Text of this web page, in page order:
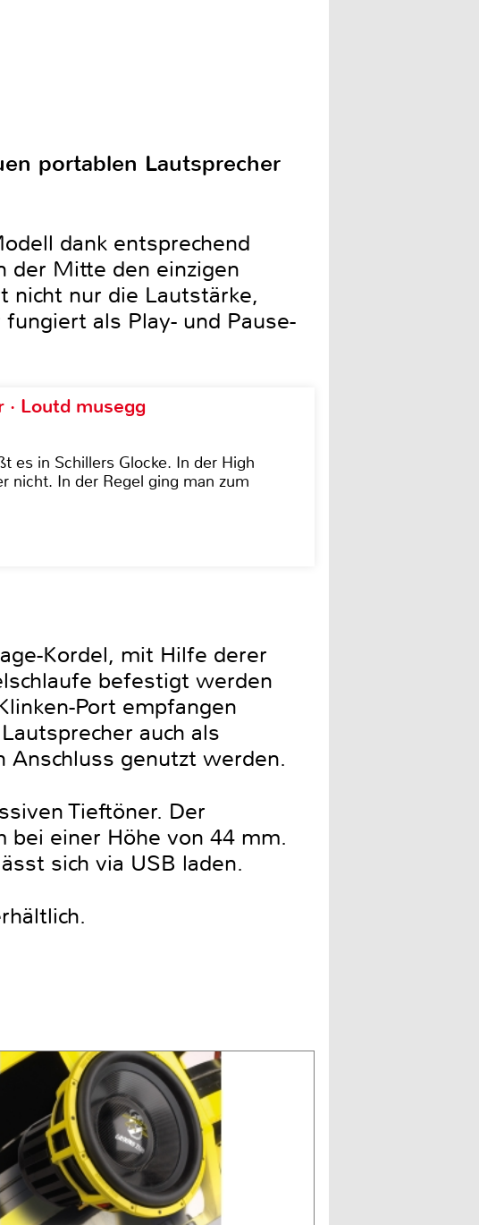
portablen Lautsprecher
dank entsprechend
der Mitte den einzigen
nicht nur die Lautstärke,
als Play- und Pause-
Loutd musegg
es in Schillers Glocke. In der High
nicht. In der Regel ging man zum
Kordel, mit Hilfe derer
befestigt werden
Port empfangen
auch als
Anschluss genutzt werden.
Tieftöner. Der
bei einer Höhe von 44 mm.
sich via USB laden.